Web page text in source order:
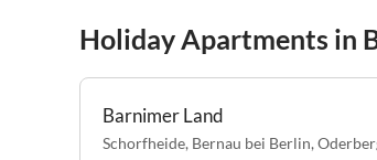
Holiday Apartments in
Barnimer Land
Schorfheide, Bernau bei Berlin,